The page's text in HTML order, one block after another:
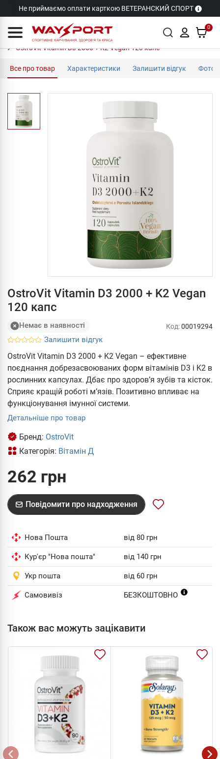
Не приймаємо оплати карткою ВЕТЕРАНСКИЙ СПОРТ
0
OstroVit Vitamin D3 2000 + K2 Vegan 120 капс
Все про товар Характеристики Залишити відгук Фото
OstroVit Vitamin D3 2000 + K2 Vegan
120 капс
Немає в наявності
Залишити відгук
Код:00019294
OstroVit Vitamin D3 2000 + K2 Vegan – ефективне
поєднання добрезасвоюваних форм вітамінів D3 і K2 в
рослинних капсулах. Дбає про здоров’я зубів та кісток.
Сприяє кращій роботі м’язів. Позитивно впливає на
функціонування імунної системи.
Детальніше про товар
Бренд: OstroVit
Категорія: Вітамін Д
262 грн
Повідомити про надходження
Нова Пошта від 80 грн
Кур'єр "Нова пошта" від 140 грн
Укр пошта від 60 грн
Самовивіз БЕЗКОШТОВНО
Також вас можуть зацікавити